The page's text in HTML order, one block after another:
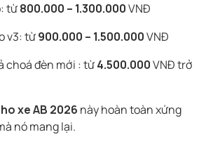
từ800.000 – 1.300.000VNĐ
v3: từ900.000 – 1.500.000VNĐ
choá đèn mới : từ4.500.000VNĐ trở
xe AB 2026 này hoàn toàn xứng
nó mang lại.